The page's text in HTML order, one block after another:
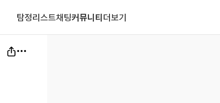
탐정리스트채팅커뮤니티더보기